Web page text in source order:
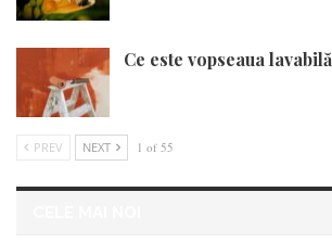
Ce este vopseaua
PREV NEXT 1 of 55